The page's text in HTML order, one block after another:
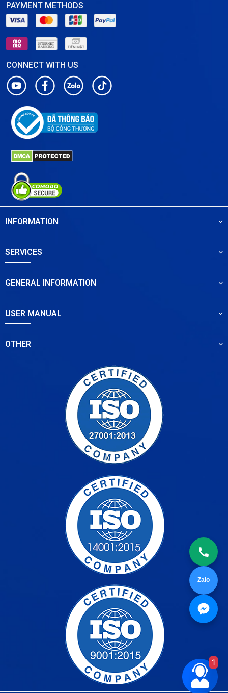
Zalo
PAYMENT METHODS
CONNECT WITH US
INFORMATION
SERVICES
GENERAL INFORMATION
USER MANUAL
OTHER
1